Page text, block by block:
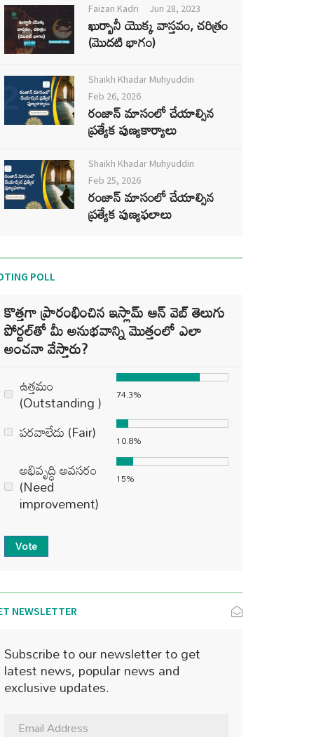
Faizan Kadri Jun 28, 2023
ఖుర్బానీ యొక్క వాస్తవం, చరిత్రం
(మొదటి భాగం)
Shaikh Khadar Muhyuddin
Feb 26, 2026
రంజాన్ మాసంలో చేయాల్సిన
ప్రత్యేక పుణ్యకార్యాలు
Shaikh Khadar Muhyuddin
Feb 25, 2026
రంజాన్ మాసంలో చేయాల్సిన
ప్రత్యేక పుణ్యఫలాలు
POLL
కొత్తగా ప్రారంభించిన ఇస్లామ్ ఆన్ వెబ్ తెలుగు
పోర్టల్‌తో మీ అనుభవాన్ని మొత్తంలో ఎలా
అంచనా వేస్తారు?
ఉత్తమం
(Outstanding ) 74.3%
పరవాలేదు (Fair) 10.8%
అభివృద్ధి అవసరం
(Need
improvement)
15%
Vote
NEWSLETTER
Subscribe to our newsletter to get
latest news, popular news and
exclusive updates.